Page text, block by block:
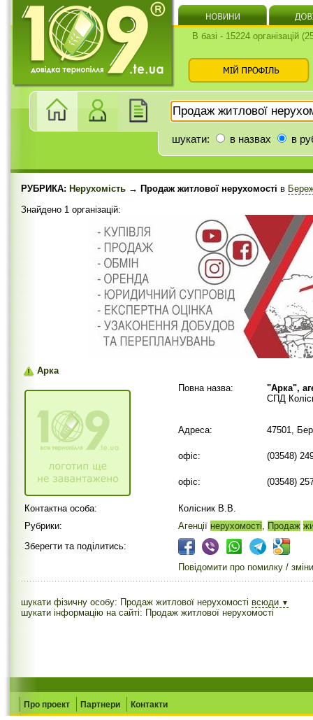
В базі - 15224 організацій
шукати: в назвах в
РУБРИКА: Нерухомість → Продаж житлової нерухомості в
Знайдено 1 організацій:
Арка
Повна назва:
"Арка",
СПД
Адреса: 47501,
офіс: (03548)
офіс: (03548)
Контактна особа:
Колісник В.В.
Рубрики:
Агенції нерухомості, Продаж
Зберегти та поділитись:
Повідомити про помилку / зміни
шукати фізичну особу: Продаж житлової нерухомості всюди ▼
шукати інформацію на сайті: Продаж житлової нерухомості
Про проект Партнери Контакти